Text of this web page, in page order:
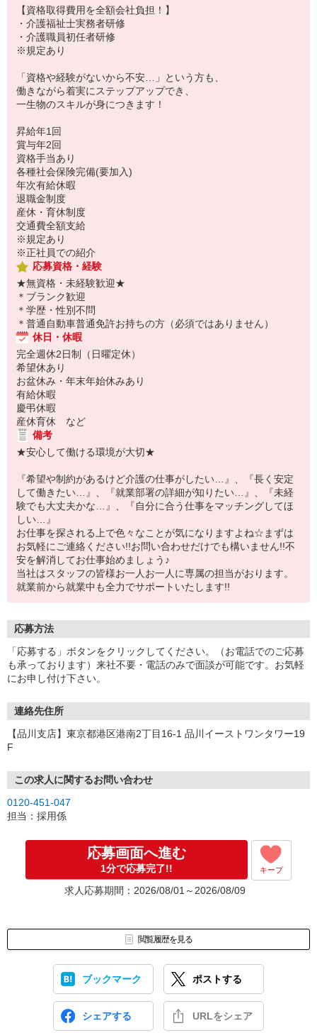
【資格取得費用を全額会社負担！】
・介護福祉士実務者研修
・介護職員初任者研修
※規定あり
「資格や経験がないから不安…」という方も、
働きながら着実にステップアップでき、
一生物のスキルが身につきます！
昇給年1回
賞与年2回
資格手当あり
各種社会保険完備(要加入)
年次有給休暇
退職金制度
産休・育休制度
交通費全額支給
※規定あり
※正社員での紹介
応募資格・経験
★無資格・未経験歓迎★
＊ブランク歓迎
＊学歴・性別不問
＊普通自動車普通免許お持ちの方（必須ではありません）
休日・休暇
完全週休2日制（日曜定休）
希望休あり
お盆休み・年末年始休みあり
有給休暇
慶弔休暇
産休育休 など
備考
★安心して働ける環境が大切★
『希望や制約があるけど介護の仕事がしたい…』、『長く安定
して働きたい…』、『就業部署の詳細が知りたい…』、『未経
験でも大丈夫かな…』、『自分に合う仕事をマッチングしてほ
しい…』
お仕事を探される上で色々なことが気になりますよね☆まずは
お気軽にご連絡ください!!お問い合わせだけでも構いません!!不
安を解消してお仕事始めましょう♪
当社はスタッフの皆様お一人お一人に専属の担当がおります。
就業前から就業中も全力でサポートいたします!!
応募方法
「応募する」ボタンをクリックしてください。（お電話でのご応募
も承っております）来社不要・電話のみで面談が可能です。お気軽
にお申し付け下さい。
連絡先住所
【品川支店】東京都港区港南2丁目16-1 品川イーストワンタワー19
F
この求人に関するお問い合わせ
0120-451-047
担当：採用係
応募画面へ進む
1分で応募完了!! キープ
求人応募期間：2026/08/01～2026/08/09
閲覧履歴を見る
ブックマーク ポストする
シェアする URLをシェア